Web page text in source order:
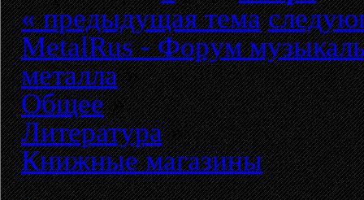
« предыдущая тема
MetalRus - Форум
металла»
Общее»
Литература»
Книжные магазины